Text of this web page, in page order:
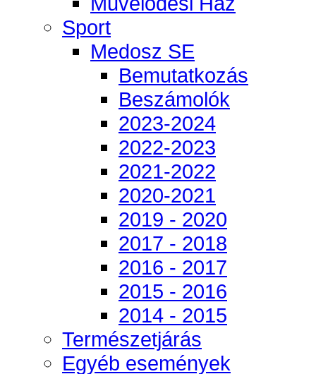
Sport
Medosz SE
Bemutatkozás
Beszámolók
2023-2024
2022-2023
2021-2022
2020-2021
2019 - 2020
2017 - 2018
2016 - 2017
2015 - 2016
2014 - 2015
Természetjárás
Egyéb események